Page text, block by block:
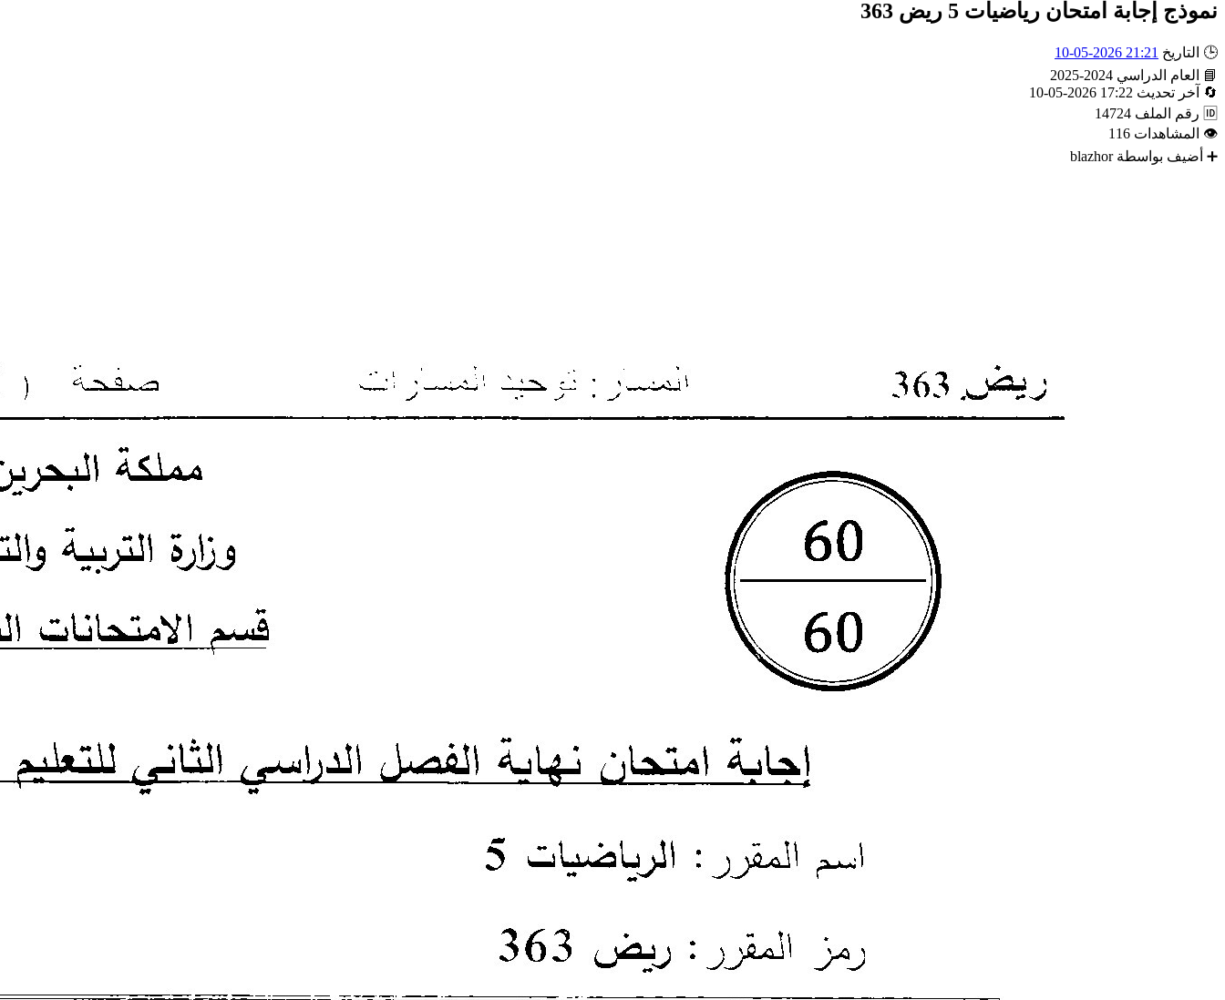
نموذج إجابة امتحان رياضيات 5 ريض 363
🕒 التاريخ 21:21 2026-05-10
📘
العام الدراسي 2024-2025
🔄
آخر تحديث 17:22 2026-05-10
🆔 رقم الملف 14724
👁 المشاهدات 116
➕ أضيف بواسطة blazhor